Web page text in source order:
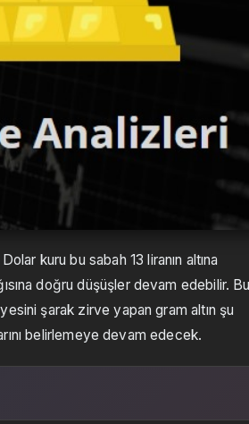
kuru bu sabah 13 liranın altına
doğru düşüşler devam edebilir.
şarak zirve yapan gram altın şu
belirlemeye devam edecek.